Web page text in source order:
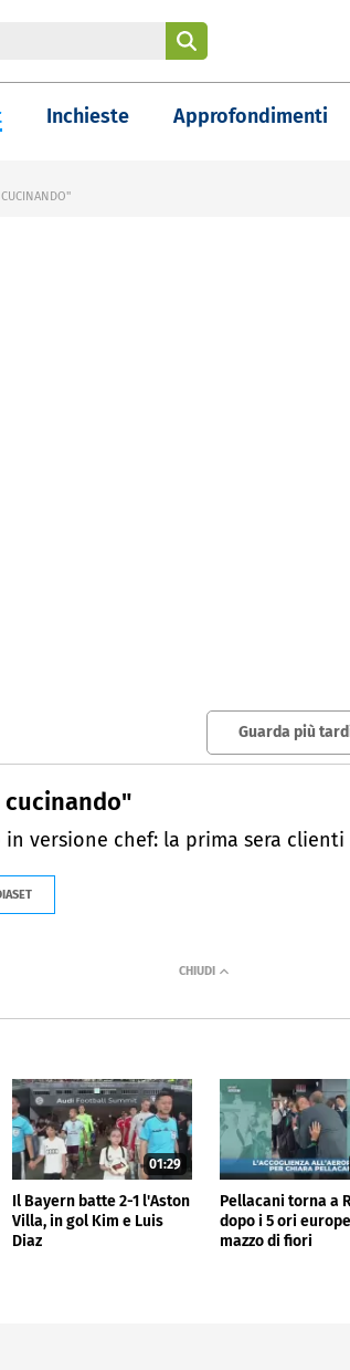
Inchieste Approfondimenti
Guarda più
cucinando"
versione chef: la prima sera
01:29
Il Bayern batte 2-1 l'Aston
Villa, in gol Kim e Luis
Diaz
Pellacani torna a
dopo i 5 ori
mazzo di fiori